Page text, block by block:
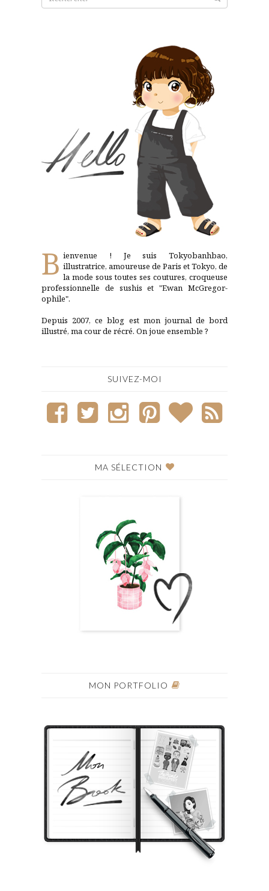
pour:
B ienvenue ! Je suis Tokyobanhbao,
illustratrice, amoureuse de Paris et Tokyo, de
la mode sous toutes ses coutures, croqueuse
professionnelle de sushis et "Ewan McGregor-
ophile".
Depuis 2007, ce blog est mon journal de bord
illustré, ma cour de récré. On joue ensemble ?
SUIVEZ-MOI
MA SÉLECTION
MON PORTFOLIO